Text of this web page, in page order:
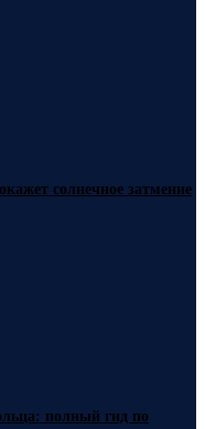
солнечное затмение
полный гид по